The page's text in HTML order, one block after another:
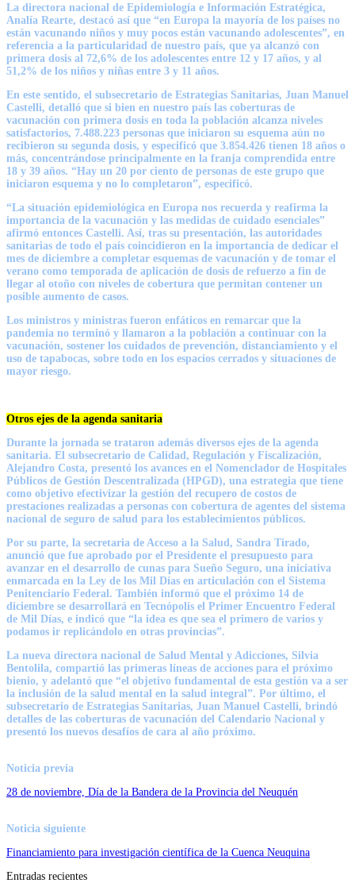
La directora nacional de Epidemiología e Información Estratégica,
Analía Rearte, destacó así que “en Europa la mayoría de los países no
están vacunando niños y muy pocos están vacunando adolescentes”, en
referencia a la particularidad de nuestro país, que ya alcanzó con
primera dosis al 72,6% de los adolescentes entre 12 y 17 años, y al
51,2% de los niños y niñas entre 3 y 11 años.
En este sentido, el subsecretario de Estrategias Sanitarias, Juan Manuel
Castelli, detalló que si bien en nuestro país las coberturas de
vacunación con primera dosis en toda la población alcanza niveles
satisfactorios, 7.488.223 personas que iniciaron su esquema aún no
recibieron su segunda dosis, y especificó que 3.854.426 tienen 18 años o
más, concentrándose principalmente en la franja comprendida entre
18 y 39 años. “Hay un 20 por ciento de personas de este grupo que
iniciaron esquema y no lo completaron”, especificó.
“La situación epidemiológica en Europa nos recuerda y reafirma la
importancia de la vacunación y las medidas de cuidado esenciales”
afirmó entonces Castelli. Así, tras su presentación, las autoridades
sanitarias de todo el país coincidieron en la importancia de dedicar el
mes de diciembre a completar esquemas de vacunación y de tomar el
verano como temporada de aplicación de dosis de refuerzo a fin de
llegar al otoño con niveles de cobertura que permitan contener un
posible aumento de casos.
Los ministros y ministras fueron enfáticos en remarcar que la
pandemia no terminó y llamaron a la población a continuar con la
vacunación, sostener los cuidados de prevención, distanciamiento y el
uso de tapabocas, sobre todo en los espacios cerrados y situaciones de
mayor riesgo.
Otros ejes de la agenda sanitaria
Durante la jornada se trataron además diversos ejes de la agenda
sanitaria. El subsecretario de Calidad, Regulación y Fiscalización,
Alejandro Costa, presentó los avances en el Nomenclador de Hospitales
Públicos de Gestión Descentralizada (HPGD), una estrategia que tiene
como objetivo efectivizar la gestión del recupero de costos de
prestaciones realizadas a personas con cobertura de agentes del sistema
nacional de seguro de salud para los establecimientos públicos.
Por su parte, la secretaria de Acceso a la Salud, Sandra Tirado,
anunció que fue aprobado por el Presidente el presupuesto para
avanzar en el desarrollo de cunas para Sueño Seguro, una iniciativa
enmarcada en la Ley de los Mil Días en articulación con el Sistema
Penitenciario Federal. También informó que el próximo 14 de
diciembre se desarrollará en Tecnópolis el Primer Encuentro Federal
de Mil Días, e indicó que “la idea es que sea el primero de varios y
podamos ir replicándolo en otras provincias”.
La nueva directora nacional de Salud Mental y Adicciones, Silvia
Bentolila, compartió las primeras líneas de acciones para el próximo
bienio, y adelantó que “el objetivo fundamental de esta gestión va a ser
la inclusión de la salud mental en la salud integral”. Por último, el
subsecretario de Estrategias Sanitarias, Juan Manuel Castelli, brindó
detalles de las coberturas de vacunación del Calendario Nacional y
presentó los nuevos desafíos de cara al año próximo.
Noticia previa
28 de noviembre, Día de la Bandera de la Provincia del Neuquén
Noticia siguiente
Financiamiento para investigación científica de la Cuenca Neuquina
Entradas recientes